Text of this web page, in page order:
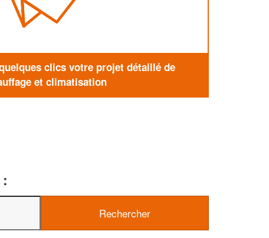
clics votre projet détaillé de
et climatisation